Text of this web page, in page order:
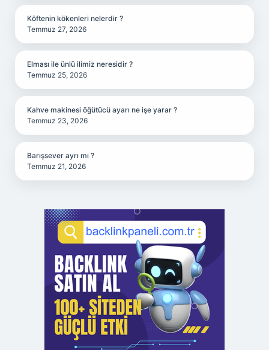
Köftenin kökenleri nelerdir ?
Temmuz 27, 2026
Elması ile ünlü ilimiz neresidir ?
Temmuz 25, 2026
Kahve makinesi öğütücü ayarı ne işe yarar ?
Temmuz 23, 2026
Barışsever ayrı mı ?
Temmuz 21, 2026